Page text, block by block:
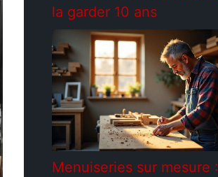
la garder 10 ans
Menuiseries sur mesure :